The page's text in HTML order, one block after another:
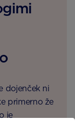
dojenček ni
primerno že
je